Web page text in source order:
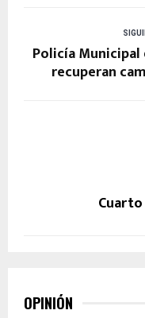
Policía Municipal
recuperan
OPINIÓN